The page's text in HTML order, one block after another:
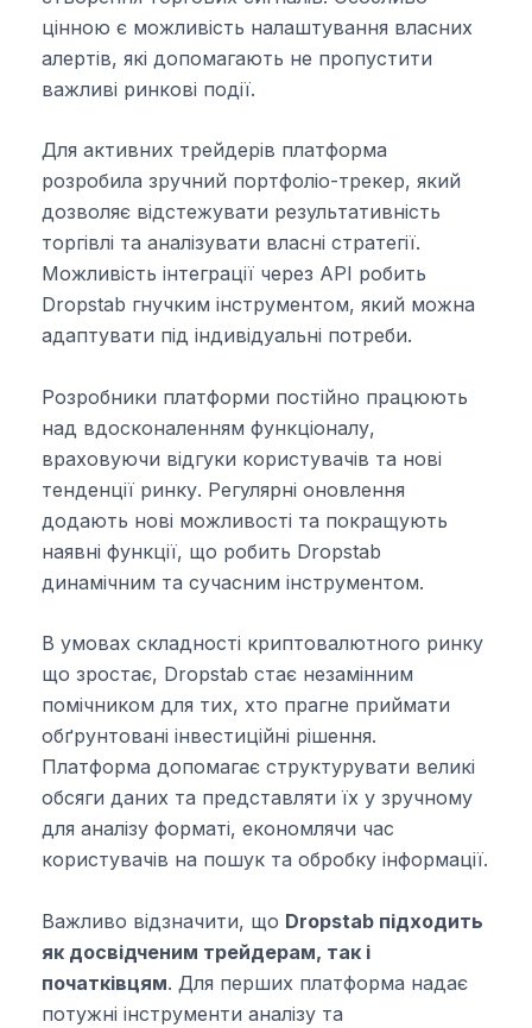
цінною є можливість налаштування власних
алертів, які допомагають не пропустити
важливі ринкові події.
Для активних трейдерів платформа
розробила зручний портфоліо-трекер, який
дозволяє відстежувати результативність
торгівлі та аналізувати власні стратегії.
Можливість інтеграції через API робить
Dropstab гнучким інструментом, який можна
адаптувати під індивідуальні потреби.
Розробники платформи постійно працюють
над вдосконаленням функціоналу,
враховуючи відгуки користувачів та нові
тенденції ринку. Регулярні оновлення
додають нові можливості та покращують
наявні функції, що робить Dropstab
динамічним та сучасним інструментом.
В умовах складності криптовалютного ринку
що зростає, Dropstab стає незамінним
помічником для тих, хто прагне приймати
обґрунтовані інвестиційні рішення.
Платформа допомагає структурувати великі
обсяги даних та представляти їх у зручному
для аналізу форматі, економлячи час
користувачів на пошук та обробку інформації.
Важливо відзначити, що Dropstab підходить
як досвідченим трейдерам, так і
початківцям. Для перших платформа надає
потужні інструменти аналізу та